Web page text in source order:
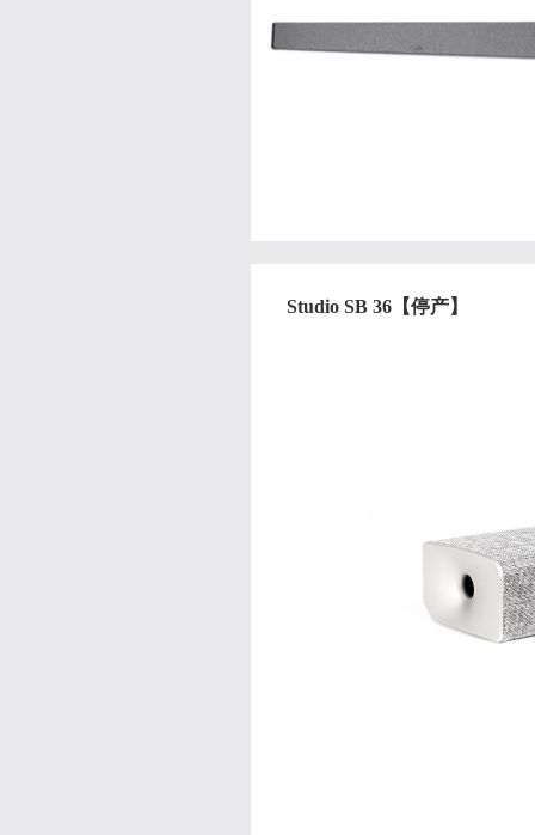
Studio SB 36【停产】